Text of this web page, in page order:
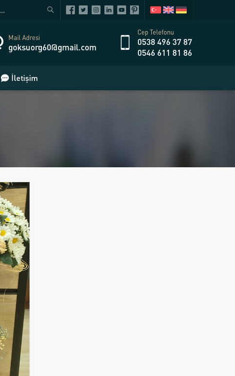
Mail Adresi
goksuorg60@gmail.com
Cep Telefonu
0538 496 37 87
0546 611 81 86
İletişim